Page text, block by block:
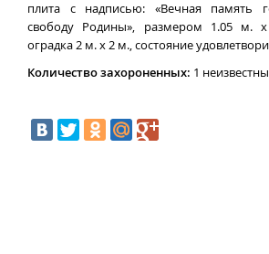
плита с надписью: «Вечная память
свободу Родины», размером 1.05 м.
оградка 2 м. х 2 м., состояние
Количество захороненных: 1